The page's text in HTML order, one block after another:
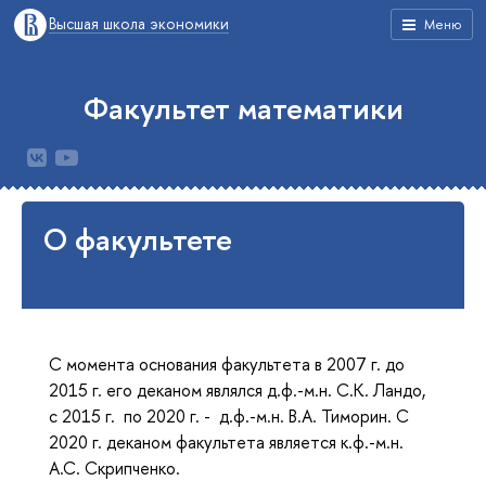
Меню
Высшая школа экономики
Факультет математики
О факультете
С момента основания факультета в 2007 г. до
2015 г. его деканом являлся д.ф.-м.н. С.К. Ландо,
с 2015 г. по 2020 г. - д.ф.-м.н. В.А. Тиморин. С
2020 г. деканом факультета является к.ф.-м.н.
А.С. Скрипченко.